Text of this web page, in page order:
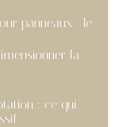
panneaux : le
la
: ce qui